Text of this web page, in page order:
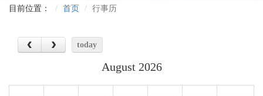
目前位置： 首页 行事历
August 2026
today